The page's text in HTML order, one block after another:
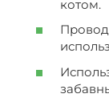
котом.